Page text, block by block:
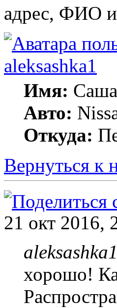
адрес, ФИО
aleksashka1
Имя: Саша
Авто:
Откуда:
Вернуться к
21 окт 2016,
хорошо!